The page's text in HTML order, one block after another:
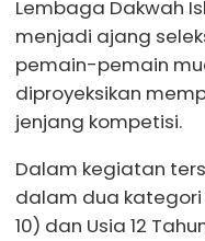
Lembaga Dakwah
menjadi ajang
pemain-pemain
diproyeksikan
jenjang kompetisi.
Dalam kegiatan
dalam dua kategori
10) dan Usia 12